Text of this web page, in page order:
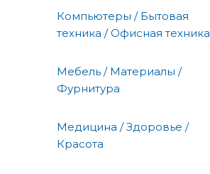
Компьютеры / Бытовая
техника / Офисная техника
Мебель / Материалы /
Фурнитура
Медицина / Здоровье /
Красота